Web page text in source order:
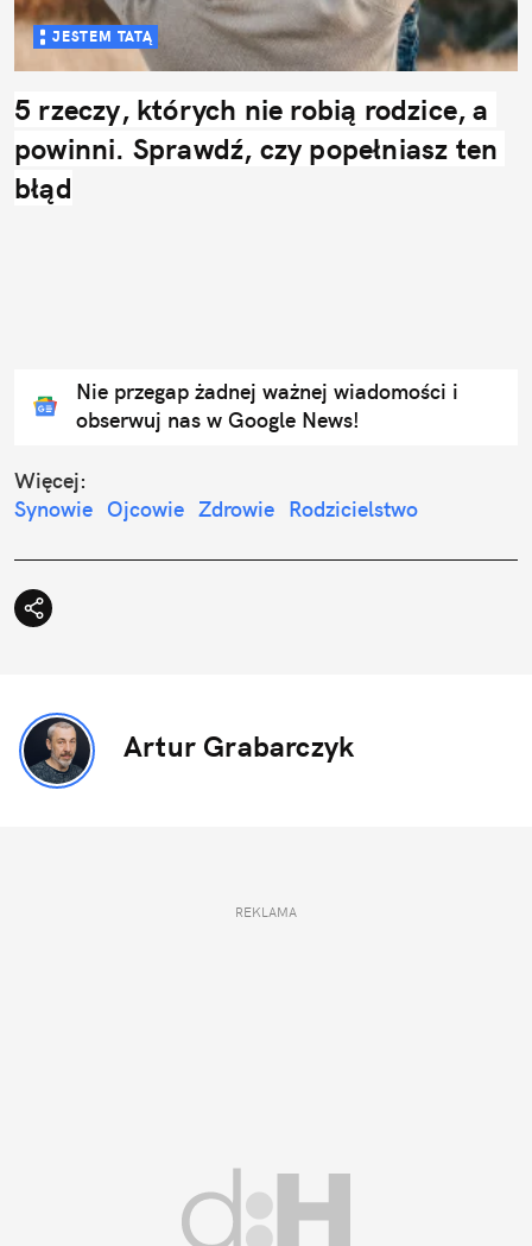
JESTEM TATĄ
5 rzeczy, których nie robią rodzice, a
powinni. Sprawdź, czy popełniasz ten
błąd
Nie przegap żadnej ważnej wiadomości i
obserwuj nas w Google News!
Więcej:
Synowie Ojcowie Zdrowie Rodzicielstwo
Artur Grabarczyk
REKLAMA